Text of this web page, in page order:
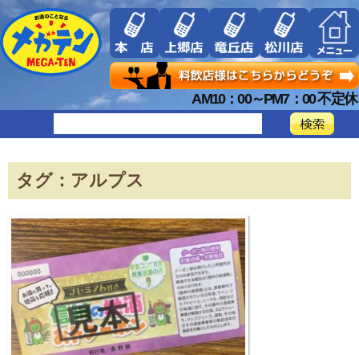
AM10：00～PM7：00 不定休
タグ：アルプス